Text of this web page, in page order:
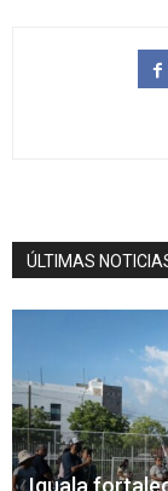
ÚLTIMAS
Iguala